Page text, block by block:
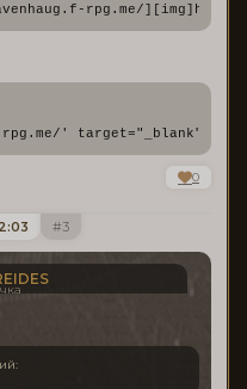
rpg.me/
' target="_blank"
0
3